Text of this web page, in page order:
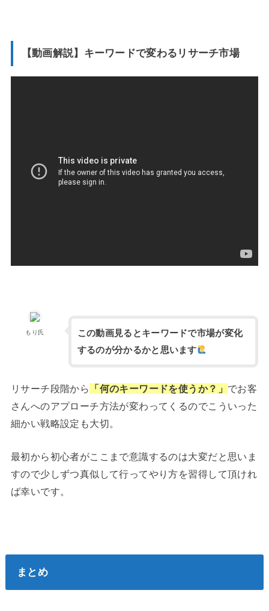
【動画解説】キーワードで変わるリサーチ市場
もり氏
この動画見るとキーワードで市場が変化
するのが分かるかと思います
リサーチ段階から 「何のキーワードを使うか？」 でお客
さんへのアプローチ方法が変わってくるのでこういった
細かい戦略設定も大切。
最初から初心者がここまで意識するのは大変だと思いま
すので少しずつ真似して行ってやり方を習得して頂けれ
ば幸いです。
まとめ